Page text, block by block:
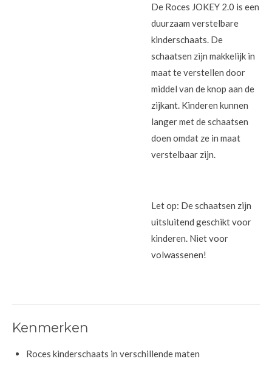
De Roces JOKEY 2.0 is een
duurzaam verstelbare
kinderschaats. De
schaatsen zijn makkelijk in
maat te verstellen door
middel van de knop aan de
zijkant. Kinderen kunnen
langer met de schaatsen
doen omdat ze in maat
verstelbaar zijn.
Let op: De schaatsen zijn
uitsluitend geschikt voor
kinderen. Niet voor
volwassenen!
Kenmerken
Roces kinderschaats in verschillende maten